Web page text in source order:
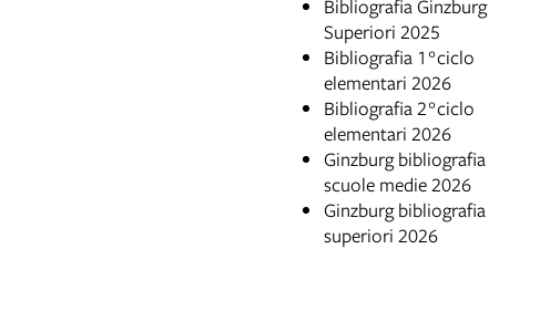
Bibliografia Ginzburg
Superiori 2025
Bibliografia 1°ciclo
elementari 2026
Bibliografia 2°ciclo
elementari 2026
Ginzburg bibliografia
scuole medie 2026
Ginzburg bibliografia
superiori 2026